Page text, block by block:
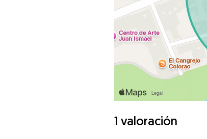
1 valoración